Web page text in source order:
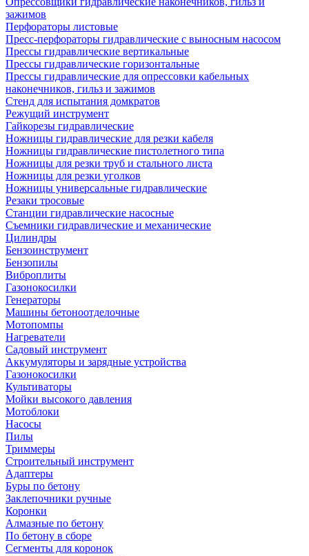
зажимов
Перфораторы листовые
Пресс-перфораторы гидравлические с выносным насосом
Прессы гидравлические вертикальные
Прессы гидравлические горизонтальные
Прессы гидравлические для опрессовки кабельных
наконечников, гильз и зажимов
Стенд для испытания домкратов
Режущий инструмент
Гайкорезы гидравлические
Ножницы гидравлические для резки кабеля
Ножницы гидравлические пистолетного типа
Ножницы для резки труб и стального листа
Ножницы для резки уголков
Ножницы универсальные гидравлические
Резаки тросовые
Станции гидравлические насосные
Съемники гидравлические и механические
Цилиндры
Бензоинструмент
Бензопилы
Виброплиты
Газонокосилки
Генераторы
Машины бетоноотделочные
Мотопомпы
Нагреватели
Садовый инструмент
Аккумуляторы и зарядные устройства
Газонокосилки
Культиваторы
Мойки высокого давления
Мотоблоки
Насосы
Пилы
Триммеры
Строительный инструмент
Адаптеры
Буры по бетону
Заклепочники ручные
Коронки
Алмазные по бетону
По бетону в сборе
Сегменты для коронок